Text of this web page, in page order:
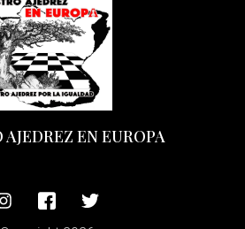
AJEDREZ EN EUROPA